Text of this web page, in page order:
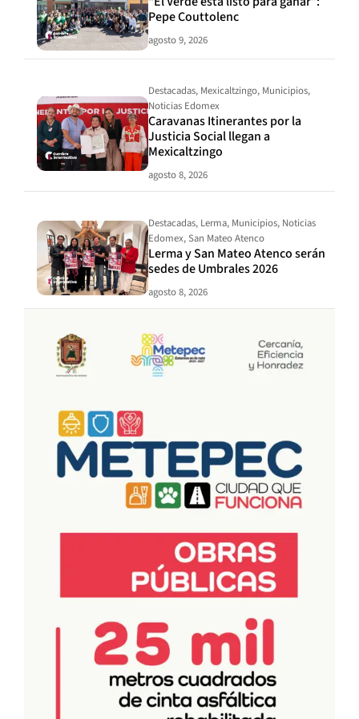
Pepe Couttolenc
agosto 9, 2026
Destacadas, Mexicaltzingo, Municipios,
Noticias Edomex
Caravanas Itinerantes por la
Justicia Social llegan a
Mexicaltzingo
agosto 8, 2026
Destacadas, Lerma, Municipios, Noticias
Edomex,San Mateo Atenco
Lerma y San Mateo Atenco serán
sedes de Umbrales 2026
agosto 8, 2026